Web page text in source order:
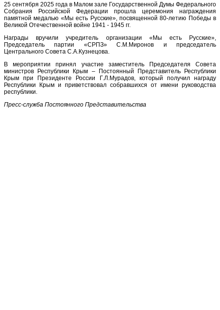
25 сентября 2025 года в Малом зале Государственной Думы Федерального
Собрания Российской Федерации прошла церемония награждения
памятной медалью «Мы есть Русские», посвященной 80-летию Победы в
Великой Отечественной войне 1941 - 1945 гг.
Награды вручили учредитель организации «Мы есть Русские»,
Председатель партии «СРПЗ» С.М.Миронов и председатель
Центрального Совета С.А.Кузнецова.
В мероприятии принял участие заместитель Председателя Совета
министров Республики Крым – Постоянный Представитель Республики
Крым при Президенте России Г.Л.Мурадов, который получил награду
Республики Крым и приветствовал собравшихся от имени руководства
республики.
Пресс-служба Постоянного Представительства